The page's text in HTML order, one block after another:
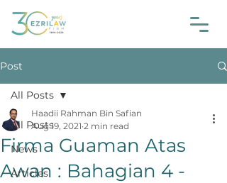
Post
All Posts
News
Articles
All Posts
Firma Guaman Atas
Awan : Bahagian 4 -
Haadii Rahman Bin Safian
Aug 19, 2021 2 min read